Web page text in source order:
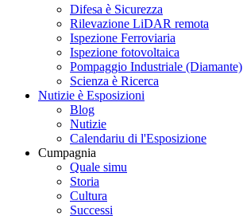
Difesa è Sicurezza
Rilevazione LiDAR remota
Ispezione Ferroviaria
Ispezione fotovoltaica
Pompaggio Industriale (Diamante)
Scienza è Ricerca
Nutizie è Esposizioni
Blog
Nutizie
Calendariu di l'Esposizione
Cumpagnia
Quale simu
Storia
Cultura
Successi